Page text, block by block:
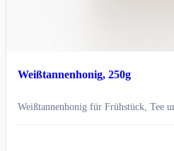
Weißtannenhonig, 250g
Weißtannenhonig für Frühstück, Tee